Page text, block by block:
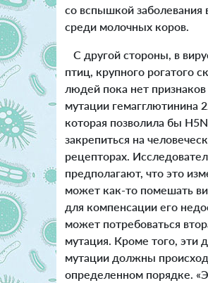
со вспышкой
среди молочных коров.
С другой стороны, в
птиц, крупного рогатого
людей пока нет признаков
мутации гемагглютинина
которая позволила бы
закрепиться на
рецепторах.
предполагают, что это
может как-то помешать
для компенсации его
может потребоваться
мутация. Кроме того, эти
мутации должны
определенном порядке.